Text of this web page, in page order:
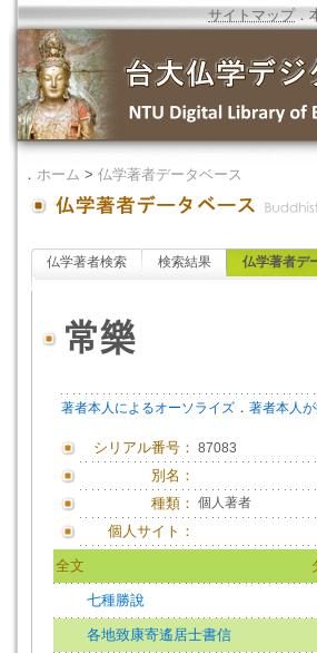
サイトマップ．
． ホーム > 仏学著者データベース
仏学著者検索 検索結果 仏学著者デ
常樂
著者本人によるオーソライズ ． 著者本人
シリアル番号： 87083
別名：
種類： 個人著者
個人サイト：
全文
七種勝說
各地致康寄遙居士書信